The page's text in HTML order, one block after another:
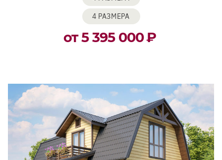
4 РАЗМЕРА
от 5 395 000₽